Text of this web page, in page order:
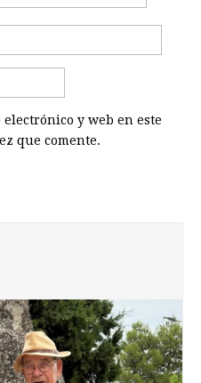
y web en este
que comente.